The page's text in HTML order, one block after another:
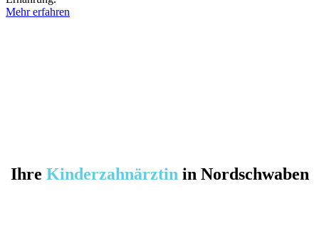
Mehr erfahren
Ihre Kinderzahnärztin in Nordschwaben